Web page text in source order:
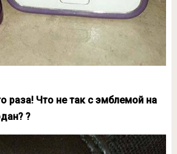
раза! Что не так с эмблемой на
?